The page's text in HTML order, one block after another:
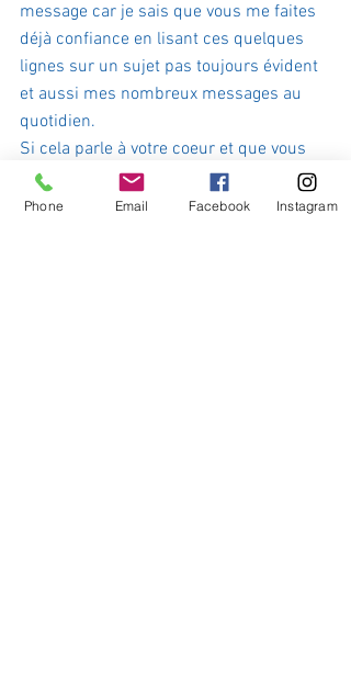
message car je sais que vous me faites
déjà confiance en lisant ces quelques
lignes sur un sujet pas toujours évident
et aussi mes nombreux messages au
quotidien.
Si cela parle à votre coeur et que vous
avez besoin d'éclaircissements,
n'hésitez pas à me poser vos questions.
Phone Email Facebook Instagram